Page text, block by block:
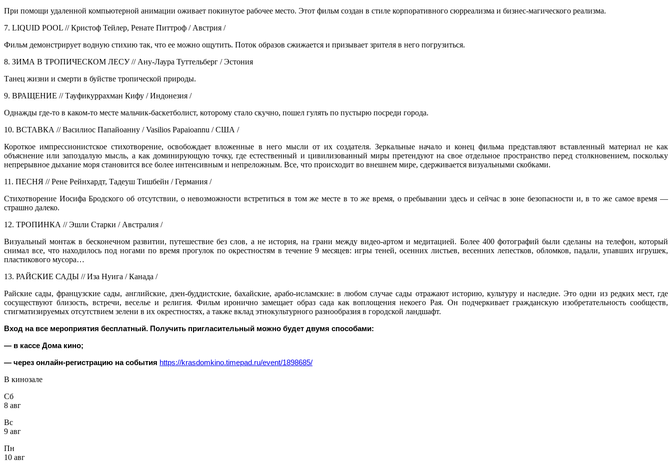
При помощи удаленной компьютерной анимации оживает покинутое рабочее место. Этот фильм создан в стиле корпоративного сюрреализма и бизнес-магического реализма.
7. LIQUID POOL // Кристоф Тейлер, Ренате Питтроф / Австрия /
Фильм демонстрирует водную стихию так, что ее можно ощутить. Поток образов сжижается и призывает зрителя в него погрузиться.
8. ЗИМА В ТРОПИЧЕСКОМ ЛЕСУ // Ану-Лаура Туттельберг / Эстония
Танец жизни и смерти в буйстве тропической природы.
9. ВРАЩЕНИЕ // Тауфикуррахман Кифу / Индонезия /
Однажды где-то в каком-то месте мальчик-баскетболист, которому стало скучно, пошел гулять по пустырю посреди города.
10. ВСТАВКА // Василиос Папайоанну / Vasilios Papaioannu / США /
Короткое импрессионистское стихотворение, освобождает вложенные в него мысли от их создателя. Зеркальные начало и конец фильма представляют вставленный материал не как
объяснение или запоздалую мысль, а как доминирующую точку, где естественный и цивилизованный миры претендуют на свое отдельное пространство перед столкновением, поскольку
непрерывное дыхание моря становится все более интенсивным и непреложным. Все, что происходит во внешнем мире, сдерживается визуальными скобками.
11. ПЕСНЯ // Рене Рейнхардт, Тадеуш Тишбейн / Германия /
Стихотворение Иосифа Бродского об отсутствии, о невозможности встретиться в том же месте в то же время, о пребывании здесь и сейчас в зоне безопасности и, в то же самое время —
страшно далеко.
12. ТРОПИНКА // Эшли Старки / Австралия /
Визуальный монтаж в бесконечном развитии, путешествие без слов, а не история, на грани между видео-артом и медитацией. Более 400 фотографий были сделаны на телефон, который
снимал все, что находилось под ногами по время прогулок по окрестностям в течение 9 месяцев: игры теней, осенних листьев, весенних лепестков, обломков, падали, упавших игрушек,
пластикового мусора…
13. РАЙСКИЕ САДЫ // Иза Нуига / Канада /
Райские сады, французские сады, английские, дзен-буддистские, бахайские, арабо-исламские: в любом случае сады отражают историю, культуру и наследие. Это одни из редких мест, где
сосуществуют близость, встречи, веселье и религия. Фильм иронично замещает образ сада как воплощения некоего Рая. Он подчеркивает гражданскую изобретательность сообществ,
стигматизируемых отсутствием зелени в их окрестностях, а также вклад этнокультурного разнообразия в городской ландшафт.
Вход на все мероприятия бесплатный. Получить пригласительный можно будет двумя способами:
— в кассе Дома кино;
— через онлайн-регистрацию на события https://krasdomkino.timepad.ru/event/1898685/
В кинозале
Сб
8 авг
Вс
9 авг
Пн
10 авг